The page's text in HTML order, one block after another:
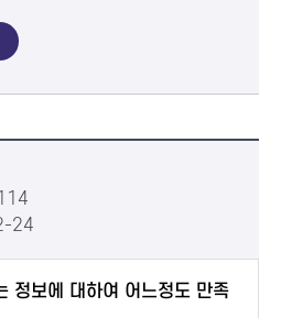
24
정보에 대하여 어느정도 만족